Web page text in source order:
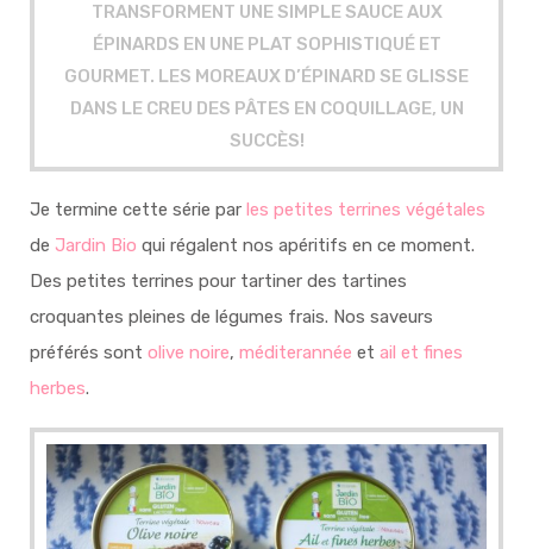
TRANSFORMENT UNE SIMPLE SAUCE AUX
ÉPINARDS EN UNE PLAT SOPHISTIQUÉ ET
GOURMET. LES MOREAUX D’ÉPINARD SE GLISSE
DANS LE CREU DES PÂTES EN COQUILLAGE, UN
SUCCÈS!
Je termine cette série par les petites terrines végétales
de Jardin Bio qui régalent nos apéritifs en ce moment.
Des petites terrines pour tartiner des tartines
croquantes pleines de légumes frais. Nos saveurs
préférés sont olive noire, méditerannée et ail et fines
herbes.